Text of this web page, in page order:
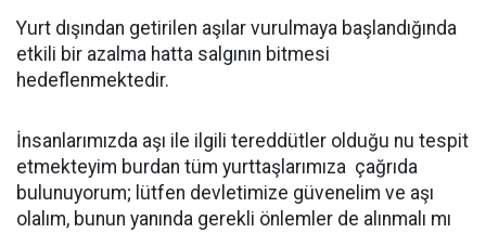
Yurt dışından getirilen aşılar vurulmaya başlandığında
etkili bir azalma hatta salgının bitmesi
hedeflenmektedir.
İnsanlarımızda aşı ile ilgili tereddütler olduğu nu tespit
etmekteyim burdan tüm yurttaşlarımıza çağrıda
bulunuyorum; lütfen devletimize güvenelim ve aşı
olalım, bunun yanında gerekli önlemler de alınmalı mı